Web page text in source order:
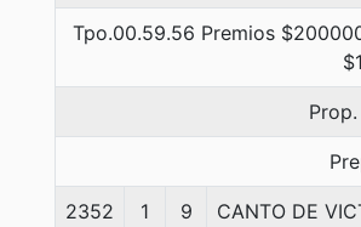
Tpo.00.59.56 Premios
Prop.
2352 1 9 CANTO DE